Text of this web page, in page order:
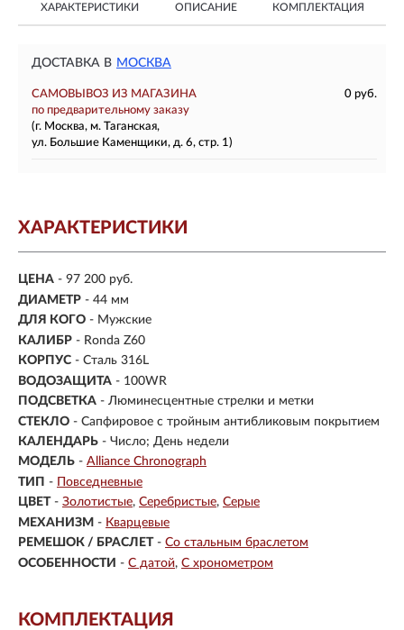
ХАРАКТЕРИСТИКИ ОПИСАНИЕ КОМПЛЕКТАЦИЯ
ДОСТАВКА В МОСКВА
САМОВЫВОЗ ИЗ МАГАЗИНА
0 руб.
по предварительному заказу
(г. Москва, м. Таганская,
ул. Большие Каменщики, д. 6, стр. 1)
ХАРАКТЕРИСТИКИ
ЦЕНА - 97 200 руб.
ДИАМЕТР - 44 мм
ДЛЯ КОГО - Мужские
КАЛИБР - Ronda Z60
КОРПУС - Сталь 316L
ВОДОЗАЩИТА - 100WR
ПОДСВЕТКА - Люминесцентные стрелки и метки
СТЕКЛО - Сапфировое с тройным антибликовым покрытием
КАЛЕНДАРЬ - Число; День недели
МОДЕЛЬ - Alliance Chronograph
ТИП - Повседневные
ЦВЕТ - Золотистые Серебристые Серые
МЕХАНИЗМ - Кварцевые
РЕМЕШОК / БРАСЛЕТ - Со стальным браслетом
ОСОБЕННОСТИ - С датой С хронометром
КОМПЛЕКТАЦИЯ